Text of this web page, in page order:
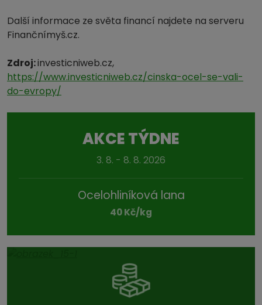
Další informace ze světa financí najdete na serveru
Finančnímyš.cz.
Zdroj:investicniweb.cz,
https://www.investicniweb.cz/cinska-ocel-se-vali-
do-evropy/
AKCE TÝDNE
3. 8. - 8. 8. 2026
Ocelohliníková lana
40 Kč/kg